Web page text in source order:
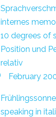
internes memo
10 degrees of
Position und
relativ
February
speaking in